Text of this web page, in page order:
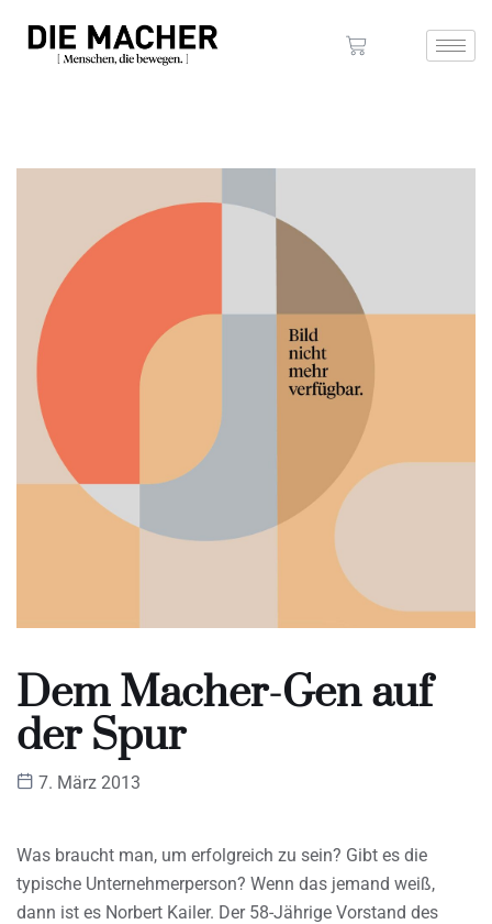
Dem Macher-Gen auf
der Spur
7. März 2013
Was braucht man, um erfolgreich zu sein? Gibt es die
typische Unternehmerperson? Wenn das jemand weiß,
dann ist es Norbert Kailer. Der 58-Jährige Vorstand des